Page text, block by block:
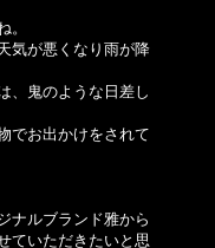
。
気が悪くなり雨が降
、鬼のような日差し
でお出かけをされて
ナルブランド雅から
ていただきたいと思